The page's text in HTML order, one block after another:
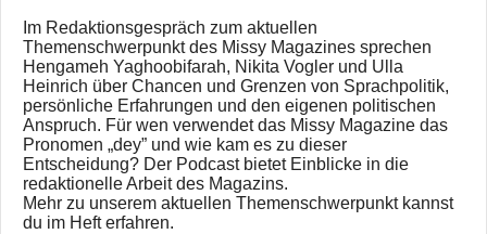
Im Redaktionsgespräch zum aktuellen
Themenschwerpunkt des Missy Magazines sprechen
Hengameh Yaghoobifarah, Nikita Vogler und Ulla
Heinrich über Chancen und Grenzen von Sprachpolitik,
persönliche Erfahrungen und den eigenen politischen
Anspruch. Für wen verwendet das Missy Magazine das
Pronomen „dey” und wie kam es zu dieser
Entscheidung? Der Podcast bietet Einblicke in die
redaktionelle Arbeit des Magazins.
Mehr zu unserem aktuellen Themenschwerpunkt kannst
du im Heft erfahren.